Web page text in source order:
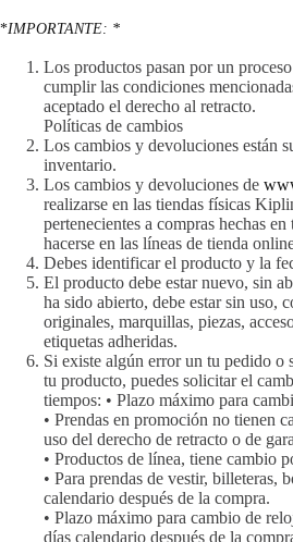
*IMPORTANTE: *
Los productos pasan por un
cumplir las condiciones
aceptado el derecho al retracto.
Políticas de cambios
Los cambios y devoluciones están
inventario.
Los cambios y devoluciones de
realizarse en las tiendas físicas
pertenecientes a compras hechas
hacerse en las líneas de tienda
Debes identificar el producto y la
El producto debe estar nuevo, sin
ha sido abierto, debe estar sin uso,
originales, marquillas, piezas,
etiquetas adheridas.
Si existe algún error un tu pedido o
tu producto, puedes solicitar el
tiempos: • Plazo máximo para
• Prendas en promoción no tienen
uso del derecho de retracto o de
• Productos de línea, tiene cambio
• Para prendas de vestir, billeteras,
calendario después de la compra.
• Plazo máximo para cambio de
días calendario después de la